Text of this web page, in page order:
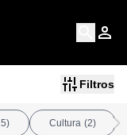
Filtros
Cultura (2)